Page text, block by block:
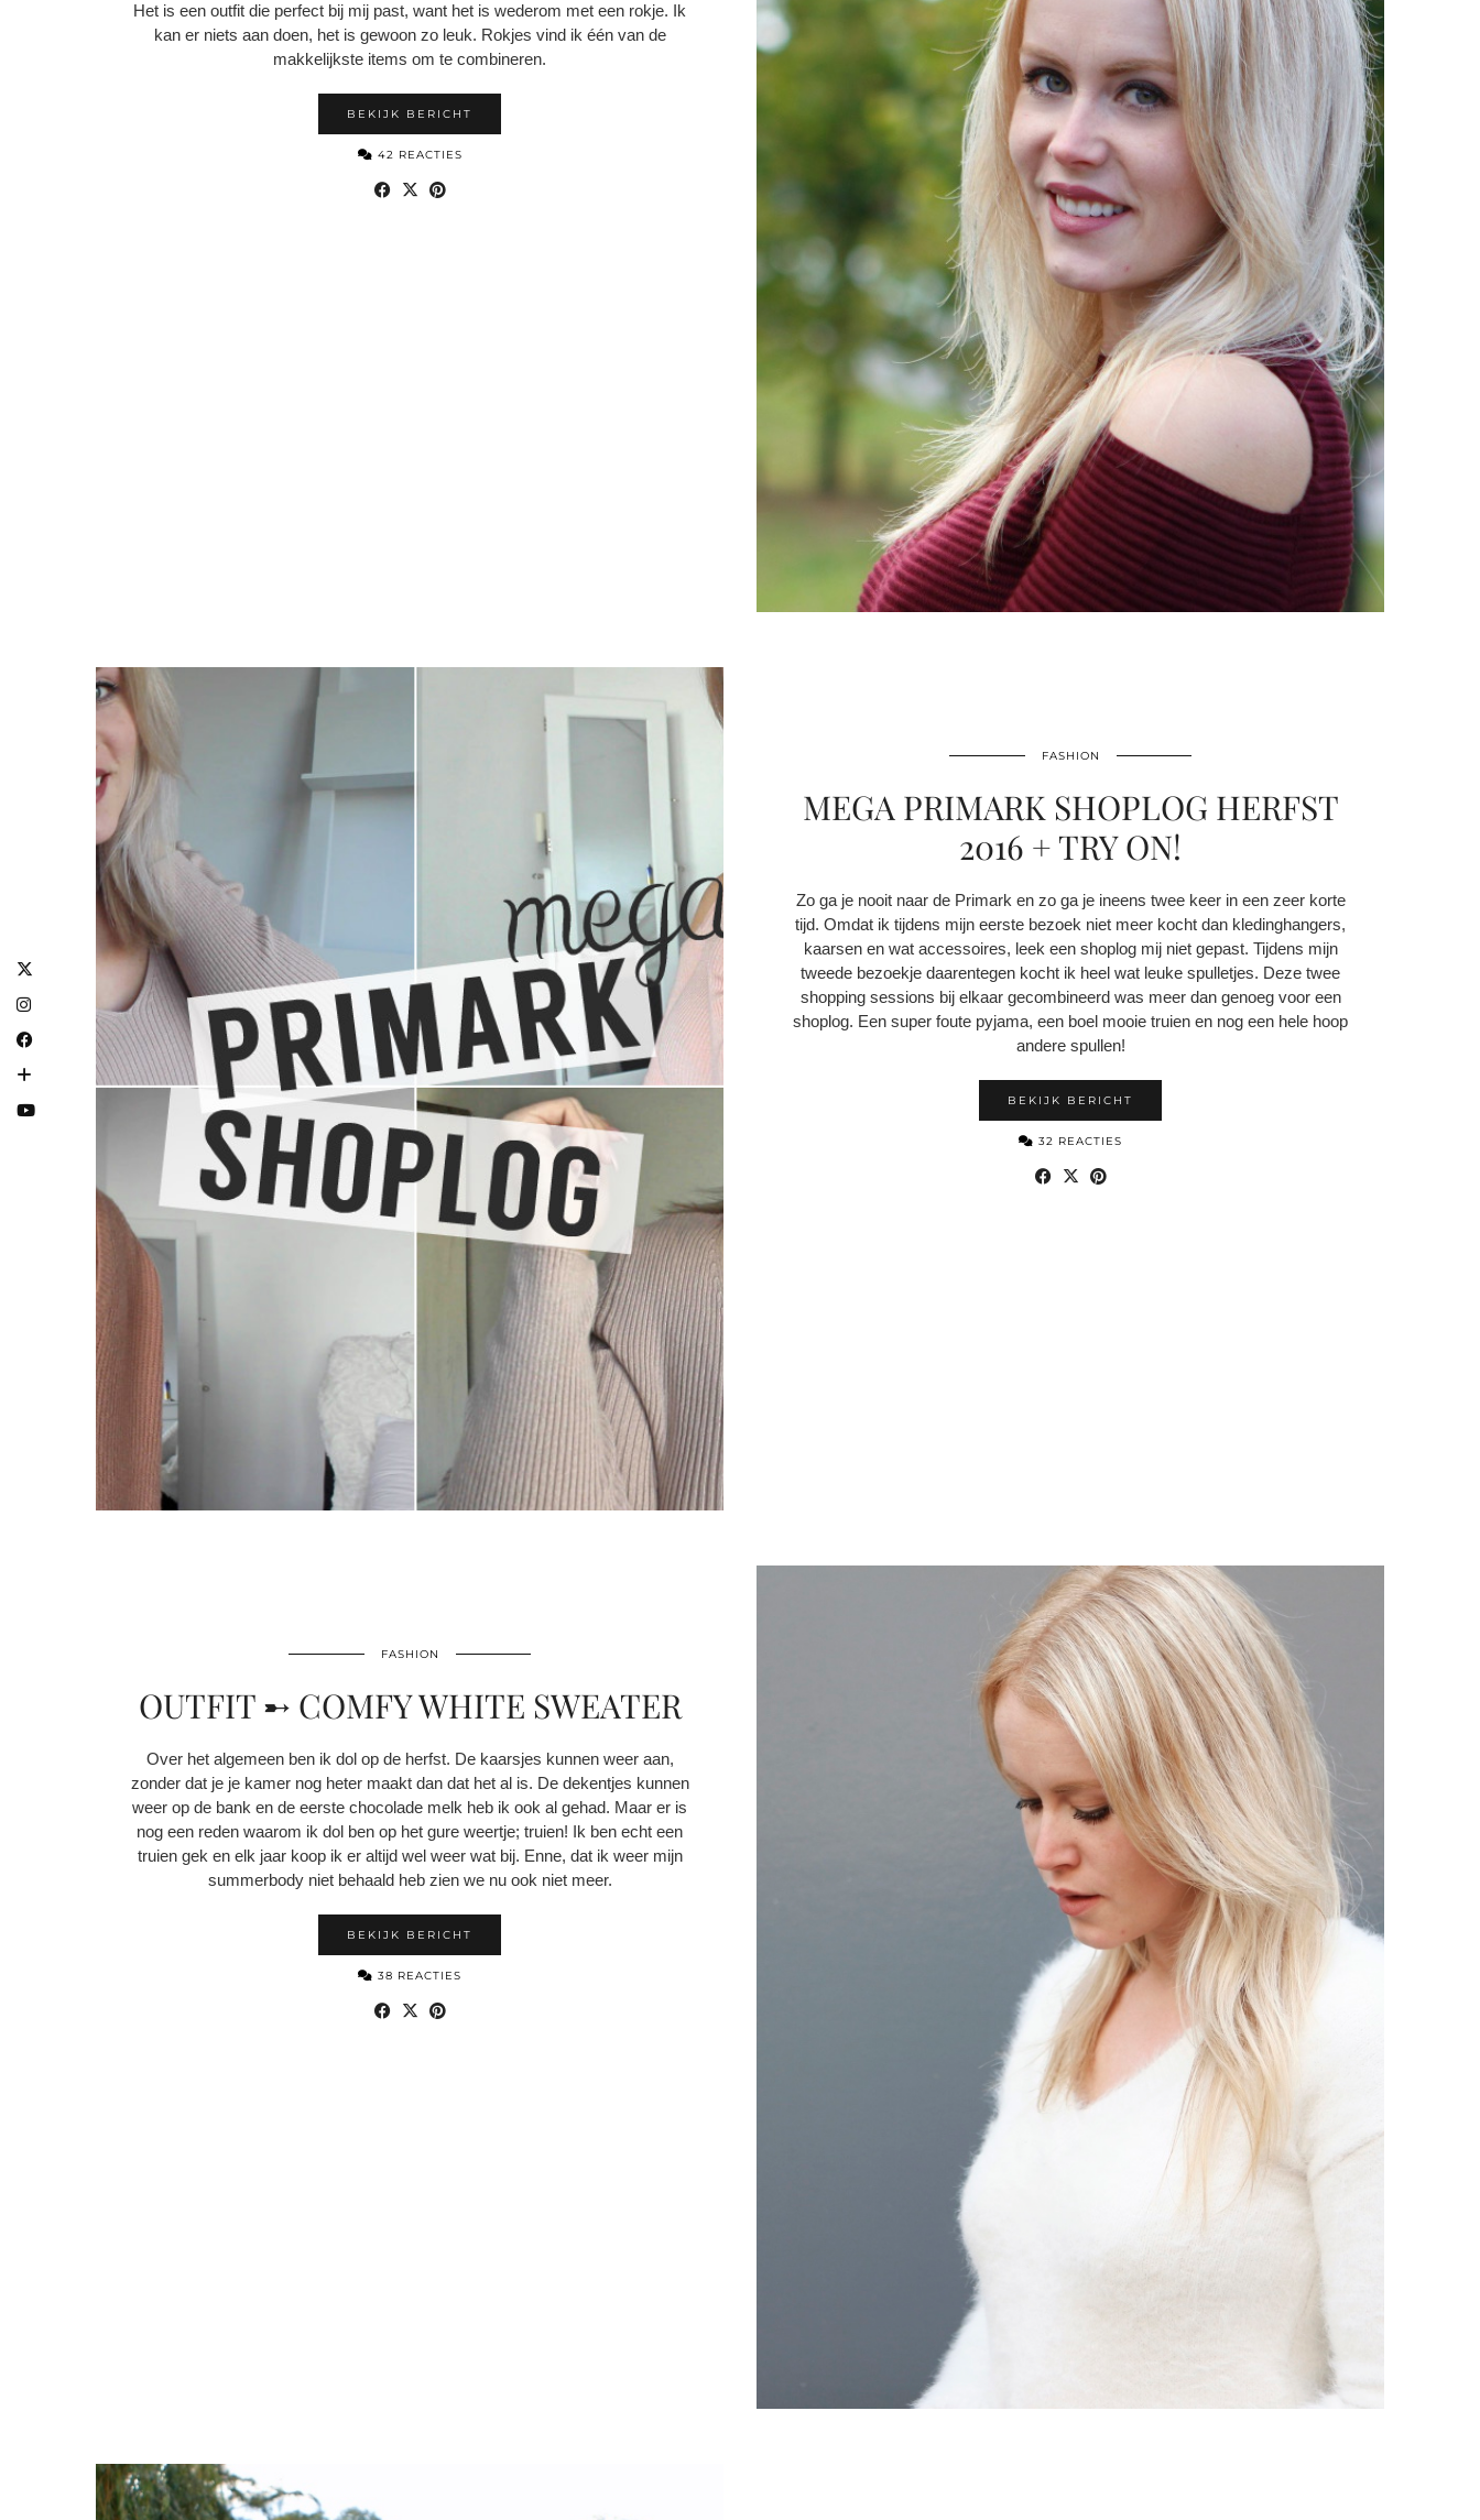
Het is een outfit die perfect bij mij past, want het is wederom met een rokje. Ik
kan er niets aan doen, het is gewoon zo leuk. Rokjes vind ik één van de
makkelijkste items om te combineren.
BEKIJK BERICHT
42 REACTIES
FASHION
MEGA PRIMARK SHOPLOG HERFST
2016 + TRY ON!
Zo ga je nooit naar de Primark en zo ga je ineens twee keer in een zeer korte
tijd. Omdat ik tijdens mijn eerste bezoek niet meer kocht dan kledinghangers,
kaarsen en wat accessoires, leek een shoplog mij niet gepast. Tijdens mijn
tweede bezoekje daarentegen kocht ik heel wat leuke spulletjes. Deze twee
shopping sessions bij elkaar gecombineerd was meer dan genoeg voor een
shoplog. Een super foute pyjama, een boel mooie truien en nog een hele hoop
andere spullen!
BEKIJK BERICHT
32 REACTIES
FASHION
OUTFIT ➸ COMFY WHITE SWEATER
Over het algemeen ben ik dol op de herfst. De kaarsjes kunnen weer aan,
zonder dat je je kamer nog heter maakt dan dat het al is. De dekentjes kunnen
weer op de bank en de eerste chocolade melk heb ik ook al gehad. Maar er is
nog een reden waarom ik dol ben op het gure weertje; truien! Ik ben echt een
truien gek en elk jaar koop ik er altijd wel weer wat bij. Enne, dat ik weer mijn
summerbody niet behaald heb zien we nu ook niet meer.
BEKIJK BERICHT
38 REACTIES